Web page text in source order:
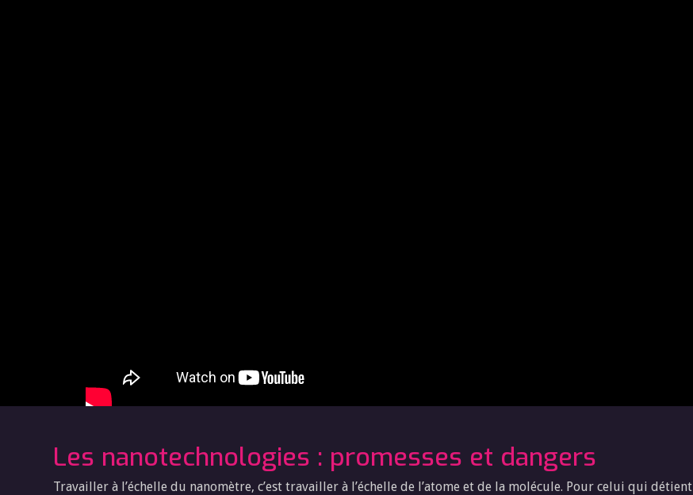
Les nanotechnologies : promesses et dangers
Travailler à l’échelle du nanomètre, c’est travailler à l’échelle de l’atome et de la molécule. Pour celui qui détient